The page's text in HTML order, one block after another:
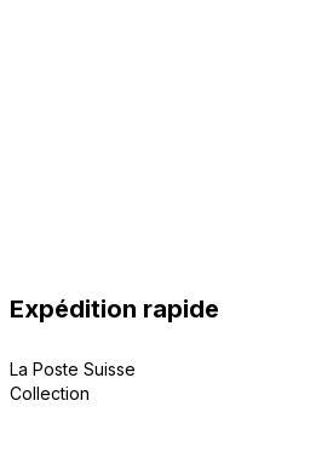
Expédition rapide
La Poste Suisse
Collection